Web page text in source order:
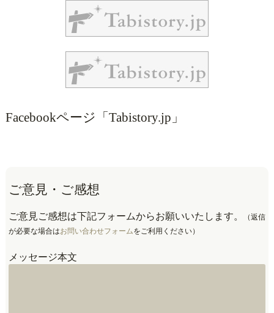
Facebookページ「Tabistory.jp」
ご意見・ご感想
ご意見ご感想は下記フォームからお願いいたします。
（返信
が必要な場合はお問い合わせフォームをご利用ください）
メッセージ本文